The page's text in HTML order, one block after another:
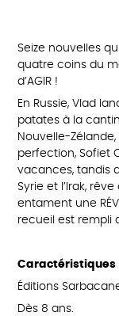
Seize nouvelles
quatre coins du
d’AGIR !
En Russie, Vlad
patates à la
Nouvelle-
perfection, Sofiet
vacances, tandis
Syrie et l’Irak,
entament une
recueil est rempli
Caractéristiques
Éditions
Dès 8 ans.